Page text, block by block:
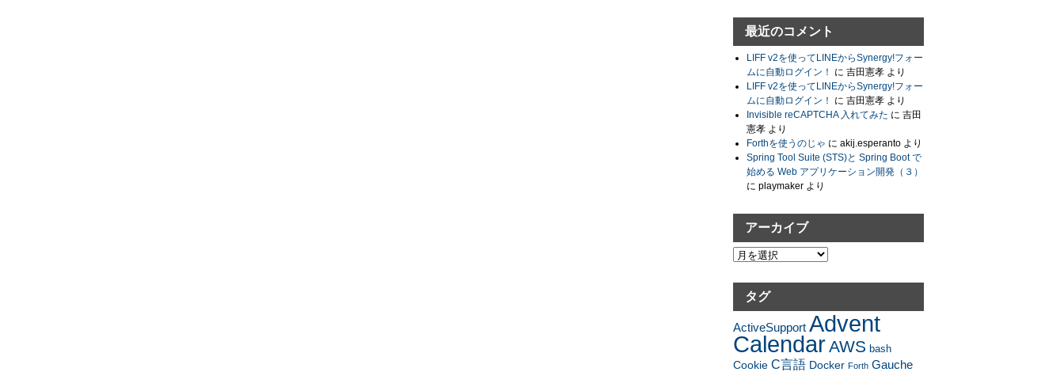
最近のコメント
LIFF v2を使ってLINEからSynergy!フォー
ムに自動ログイン！
に吉田憲孝 より
LIFF v2を使ってLINEからSynergy!フォー
ムに自動ログイン！
に吉田憲孝 より
Invisible reCAPTCHA 入れてみた に吉田
憲孝 より
Forthを使うのじゃ にakij.esperanto より
Spring Tool Suite (STS)と Spring Boot で
始める Web アプリケーション開発（３）
にplaymaker より
アーカイブ
ア
カ
タグ
ActiveSupport Advent
CalendarAWS bash
Cookie C言語 Docker Forth Gauche